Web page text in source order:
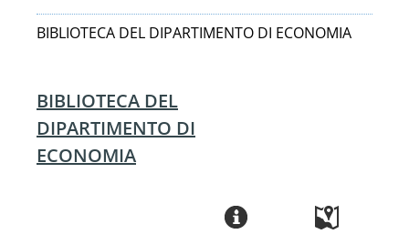
BIBLIOTECA DEL DIPARTIMENTO DI ECONOMIA
BIBLIOTECA DEL
DIPARTIMENTO DI
ECONOMIA